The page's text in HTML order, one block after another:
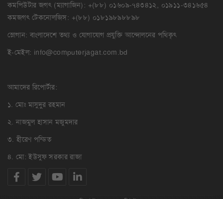
কমপিউটার জগৎ (ম্যাগাজিন): +(৮৮) ০১৬০৯-৭৪৩৪১২, ০১৯১১-৩৪১৬৫৪
কমজগৎ টেকনোলজিস: +(৮৮) ০১৮১৯৮৯৮৮৯৮
স্লোগান: বাংলাদেশে তথ্য ও যোগাযোগ প্রযুক্তি আন্দোলনের পথিকৃৎ
ই-মেইল: info@computerjagat.com.bd
আমাদের রিপোর্টার:
১. মোঃ মাসুদুর রহমান
২. নাজমুল হাসান মজুমদার
৩. হীরেণ পন্ডিত
৪. মো: ইউসুফ সরকার রাজা